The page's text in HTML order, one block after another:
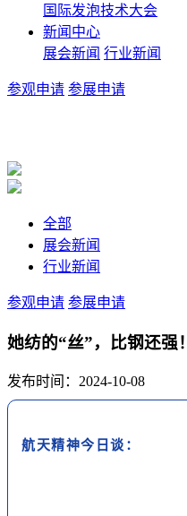
国际发泡技术大会
新闻中心
展会新闻 行业新闻
参观申请 参展申请
全部
展会新闻
行业新闻
参观申请 参展申请
她纺的“丝”，比钢还强！
发布时间：2024-10-08
航天精神今日谈：